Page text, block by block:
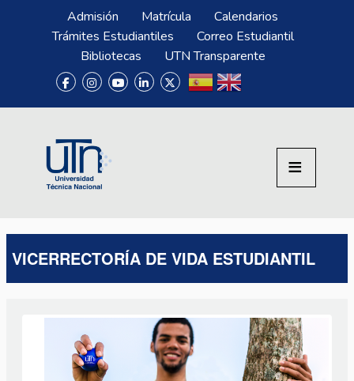
Pasar al contenido principal
Menú SuperiorAdmisión Matrícula
Calendarios
Trámites Estudiantiles
Correo Estudiantil
Bibliotecas
UTN Transparente
VICERRECTORÍA DE VIDA ESTUDIANTIL